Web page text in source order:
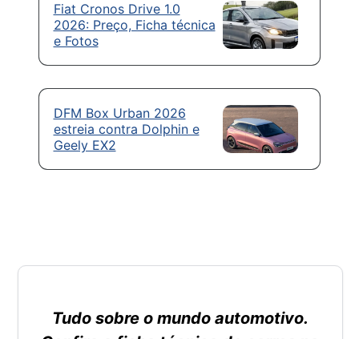
Fiat Cronos Drive 1.0
2026: Preço, Ficha técnica
e Fotos
DFM Box Urban 2026
estreia contra Dolphin e
Geely EX2
Tudo sobre o mundo automotivo.